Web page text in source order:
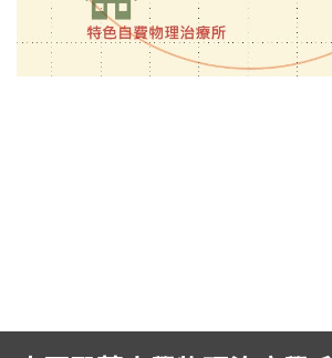
檔案下載
English